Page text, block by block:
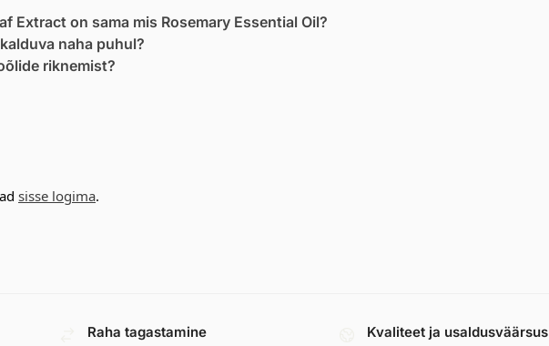
Extract on sama mis Rosemary Essential Oil?
naha puhul?
riknemist?
sisse logima.
Raha tagastamine
Kvaliteet ja usaldusväärsus